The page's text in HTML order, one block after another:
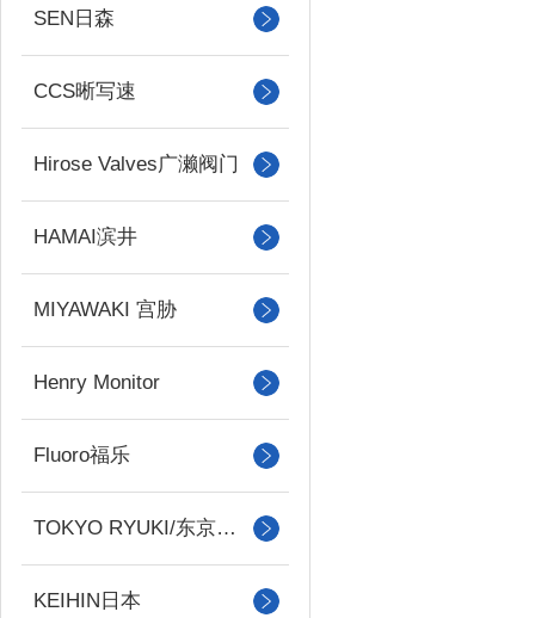
SEN日森
CCS晰写速
Hirose Valves广濑阀门
HAMAI滨井
MIYAWAKI 宫胁
Henry Monitor
Fluoro福乐
TOKYO RYUKI/东京流机
KEIHIN日本